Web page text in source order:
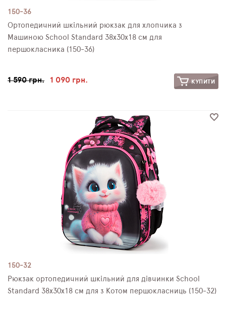
150-36
Ортопедичний шкільний рюкзак для хлопчика з
Машиною School Standard 38х30х18 см для
першокласника (150-36)
1 590 грн. 1 090 грн. КУПИТИ
150-32
Рюкзак ортопедичний шкільний для дівчинки School
Standard 38х30х18 см для з Котом першокласниць (150-32)